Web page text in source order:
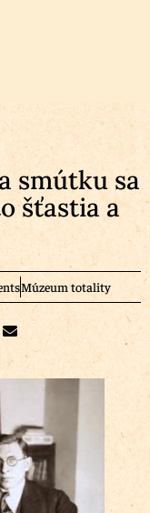
smútku sa
šťastia a
Múzeum totality